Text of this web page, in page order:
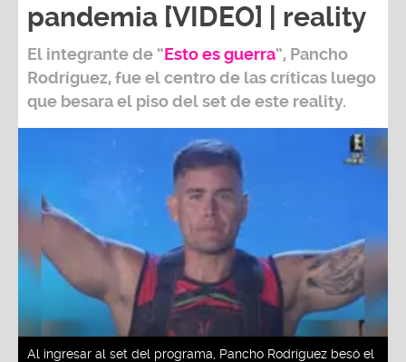
pandemia [VIDEO] | reality
El integrante de “Esto es guerra”, Pancho
Rodríguez, fue el centro de las críticas luego
que besara el piso del set de este reality.
Al ingresar al set del programa, Pancho Rodríguez besó el